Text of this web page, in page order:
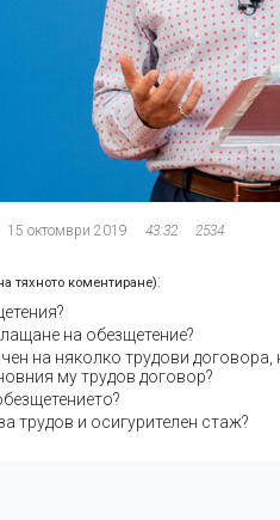
15 октомври 2019 43:32 2534
тяхното коментиране):
на обезщетение?
на няколко трудови
му трудов договор?
трудов и осигурителен стаж?